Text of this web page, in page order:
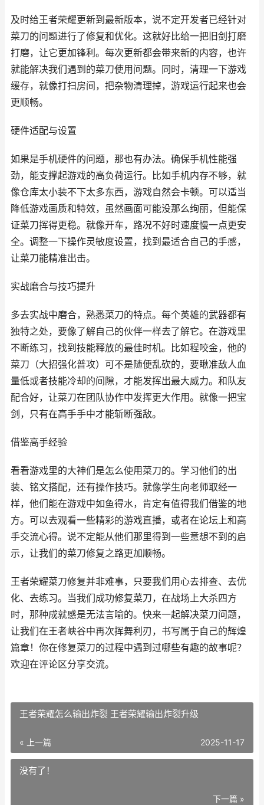
及时给王者荣耀更新到最新版本，说不定开发者已经针对
菜刀的问题进行了修复和优化。这就好比给一把旧剑打磨
打磨，让它更加锋利。每次更新都会带来新的内容，也许
就能解决我们遇到的菜刀使用问题。同时，清理一下游戏
缓存，就像打扫房间，把杂物清理掉，游戏运行起来也会
更顺畅。
硬件适配与设置
如果是手机硬件的问题，那也有办法。确保手机性能强
劲，能支撑起游戏的高负荷运行。比如手机内存不够，就
像仓库太小装不下太多东西，游戏自然会卡顿。可以适当
降低游戏画质和特效，虽然画面可能没那么绚丽，但能保
证菜刀挥得更稳。就像开车，路况不好时速度慢一点更安
全。调整一下操作灵敏度设置，找到最适合自己的手感，
让菜刀能精准出击。
实战磨合与技巧提升
多去实战中磨合，熟悉菜刀的特点。每个英雄的武器都有
独特之处，要像了解自己的伙伴一样去了解它。在游戏里
不断练习，找到技能释放的最佳时机。比如程咬金，他的
菜刀（大招强化普攻）可不是随便乱砍的，要瞅准敌人血
量低或者技能冷却的间隙，才能发挥出最大威力。和队友
配合好，让菜刀在团队协作中发挥更大作用。就像一把宝
剑，只有在高手手中才能斩断强敌。
借鉴高手经验
看看游戏里的大神们是怎么使用菜刀的。学习他们的出
装、铭文搭配，还有操作技巧。就像学生向老师取经一
样，他们能在游戏中如鱼得水，肯定有值得我们借鉴的地
方。可以去观看一些精彩的游戏直播，或者在论坛上和高
手交流心得。说不定能从他们那里得到一些意想不到的启
示，让我们的菜刀修复之路更加顺畅。
王者荣耀菜刀修复并非难事，只要我们用心去排查、去优
化、去练习。当我们成功修复菜刀，在战场上大杀四方
时，那种成就感是无法言喻的。快来一起解决菜刀问题，
让我们在王者峡谷中再次挥舞利刃，书写属于自己的辉煌
篇章！你在修复菜刀的过程中遇到过哪些有趣的故事呢？
欢迎在评论区分享交流。
王者荣耀怎么输出炸裂 王者荣耀输出炸裂升级
« 上一篇 2025-11-17
没有了！
下一篇 »